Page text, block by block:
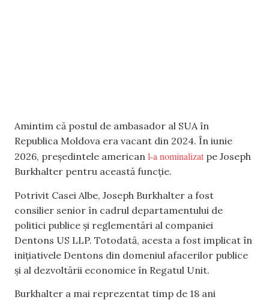
Amintim că postul de ambasador al SUA în
Republica Moldova era vacant din 2024. În iunie
2026, președintele american l-a nominalizat pe Joseph
Burkhalter pentru această funcție.
Potrivit Casei Albe, Joseph Burkhalter a fost
consilier senior în cadrul departamentului de
politici publice și reglementări al companiei
Dentons US LLP. Totodată, acesta a fost implicat în
inițiativele Dentons din domeniul afacerilor publice
și al dezvoltării economice în Regatul Unit.
Burkhalter a mai reprezentat timp de 18 ani